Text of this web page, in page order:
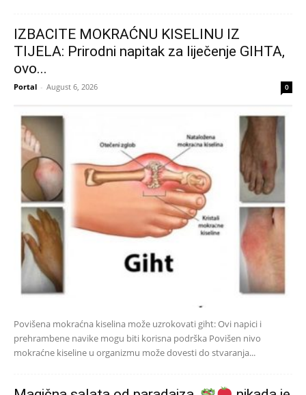
IZBACITE MOKRAĆNU KISELINU IZ
TIJELA: Prirodni napitak za liječenje GIHTA,
ovo...
Portal - August 6, 2026 0
Povišena mokraćna kiselina može uzrokovati giht: Ovi napici i
prehrambene navike mogu biti korisna podrška Povišen nivo
mokraćne kiseline u organizmu može dovesti do stvaranja...